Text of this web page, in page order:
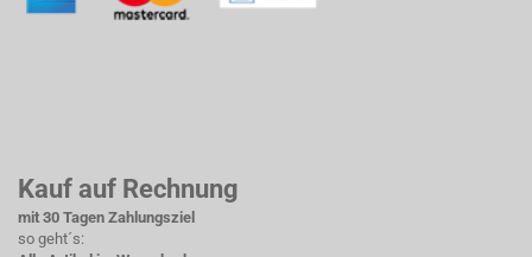
Kauf auf Rechnung
mit 30 Tagen Zahlungsziel
so geht´s: